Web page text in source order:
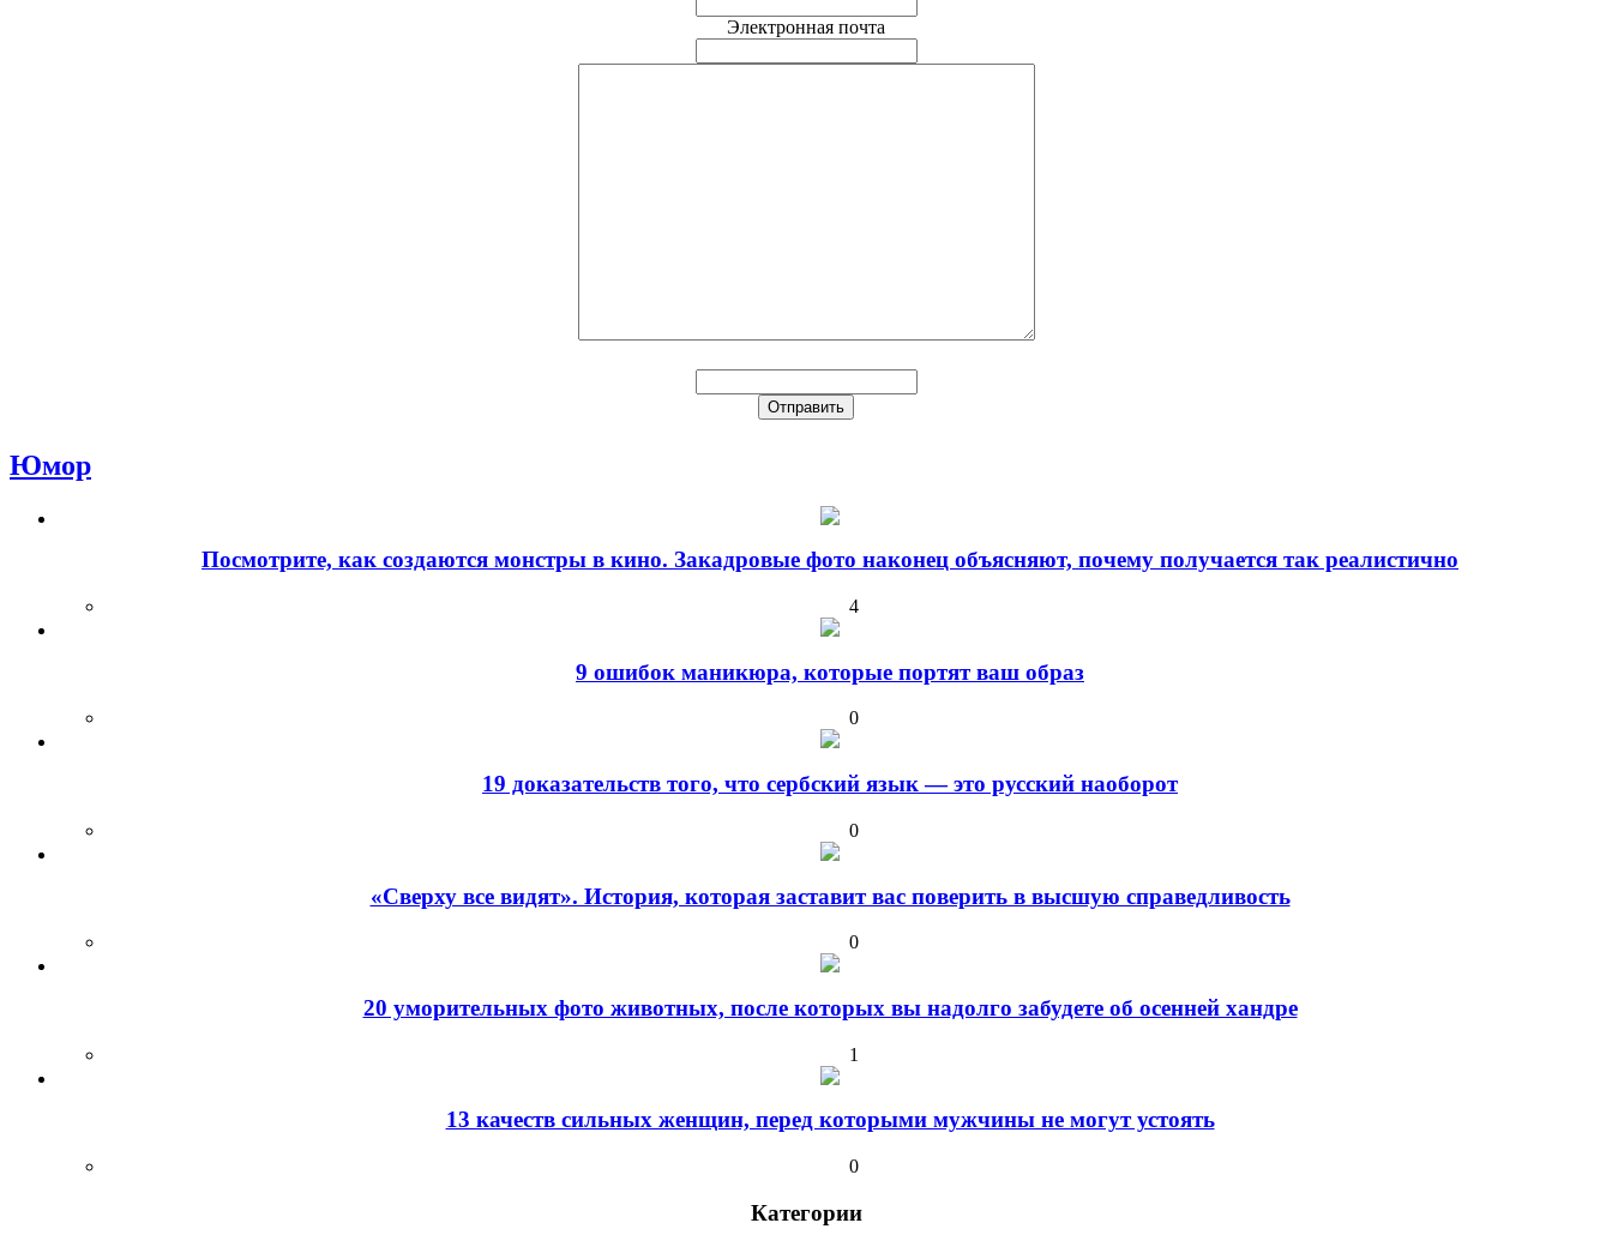
Электронная почта
Юмор
Посмотрите, как создаются монстры в кино. Закадровые фото наконец объясняют, почему получается так реалистично
4
9 ошибок маникюра, которые портят ваш образ
0
19 доказательств того, что сербский язык — это русский наоборот
0
«Сверху все видят». История, которая заставит вас поверить в высшую справедливость
0
20 уморительных фото животных, после которых вы надолго забудете об осенней хандре
1
13 качеств сильных женщин, перед которыми мужчины не могут устоять
0
Категории